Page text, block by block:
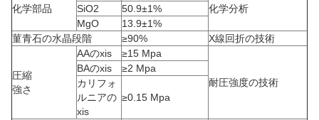
化学部品
化学分析
SiO2
50.9±1%
MgO
13.9±1%
菫青石の水晶段階
≥90% X線回折の技術
圧縮
強さ
AAのxis ≥15 Mpa
耐圧強度の技術
BAのxis
≥2 Mpa
カリフォ
ルニアの
xis
≥0.15 Mpa